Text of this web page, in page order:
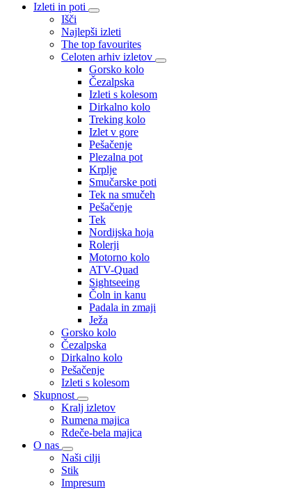
Izleti in poti
Išči
Najlepši izleti
The top favourites
Celoten arhiv izletov
Gorsko kolo
Čezalpska
Izleti s kolesom
Dirkalno kolo
Treking kolo
Izlet v gore
Pešačenje
Plezalna pot
Krplje
Smučarske poti
Tek na smučeh
Pešačenje
Tek
Nordijska hoja
Rolerji
Motorno kolo
ATV-Quad
Sightseeing
Čoln in kanu
Padala in zmaji
Ježa
Gorsko kolo
Čezalpska
Dirkalno kolo
Pešačenje
Izleti s kolesom
Skupnost
Kralj izletov
Rumena majica
Rdeče-bela majica
O nas
Naši cilji
Stik
Impresum